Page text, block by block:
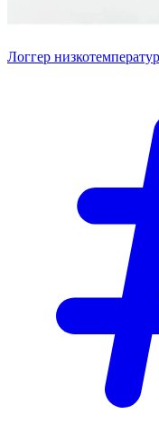
Логгер